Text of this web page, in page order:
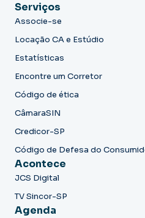
Serviços
Associe-se
Locação CA e Estúdio
Estatísticas
Encontre um Corretor
Código de ética
CâmaraSIN
Credicor-SP
Código de Defesa do
Acontece
JCS Digital
TV Sincor-SP
Agenda